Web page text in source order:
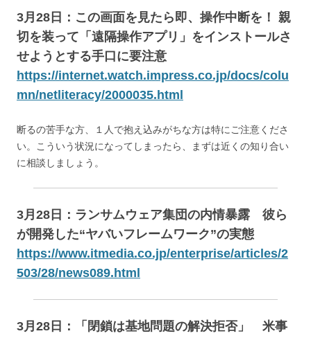
3月28日：この画面を見たら即、操作中断を！ 親
切を装って「遠隔操作アプリ」をインストールさ
せようとする手口に要注意
https://internet.watch.impress.co.jp/docs/colu
mn/netliteracy/2000035.html
断るの苦手な方、１人で抱え込みがちな方は特にご注意くださ
い。こういう状況になってしまったら、まずは近くの知り合い
に相談しましょう。
3月28日： ランサムウェア集団の内情暴露 彼ら
が開発した“ヤバいフレームワーク”の実態
https://www.itmedia.co.jp/enterprise/articles/2
503/28/news089.html
3月28日：「閉鎖は基地問題の解決拒否」 米事